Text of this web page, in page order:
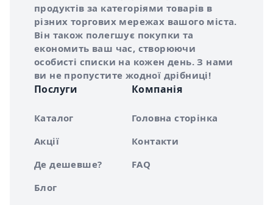
продуктів за категоріями товарів в
різних торгових мережах вашого міста.
Він також полегшує покупки та
економить ваш час, створюючи
особисті списки на кожен день. З нами
ви не пропустите жодної дрібниці!
Послуги
Каталог
Акції
Де дешевше?
Блог
Компанія
Головна сторінка
Контакти
FAQ